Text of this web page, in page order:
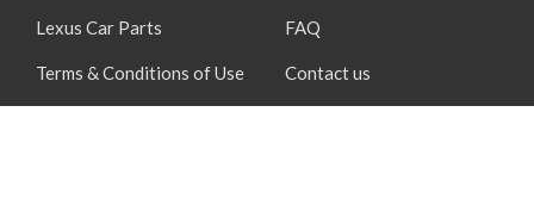
Lexus Car Parts
Terms & Conditions of Use
FAQ
Contact us